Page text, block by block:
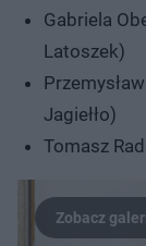
Gabriela
Latoszek)
Jagiełło)
Tomasz